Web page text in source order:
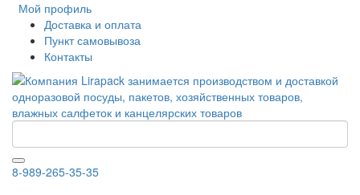
Мой профиль
Доставка и оплата
Пункт самовывоза
Контакты
8-989-265-35-35